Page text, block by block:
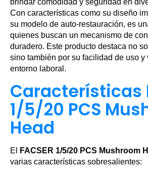
brindar comodidad y seguridad en
Con características como su diseño
su modelo de auto-restauración, es
quienes buscan un mecanismo de
duradero. Este producto destaca no
sino también por su facilidad de uso y
entorno laboral.
Características
1/5/20 PCS
Head
El FACSER 1/5/20 PCS Mushroom
varias características sobresalientes: